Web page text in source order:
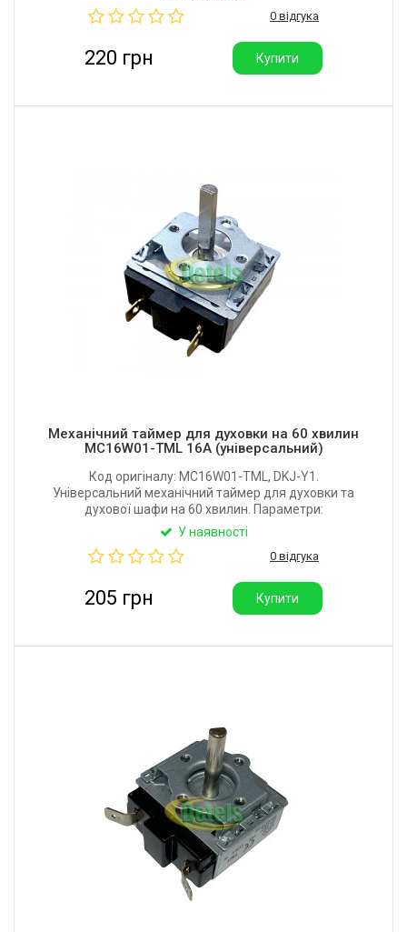
0 відгука
220 грн Купити
Механічний таймер для духовки на 60 хвилин
MC16W01-TML 16A (універсальний)
Код оригіналу: MC16W01-TML, DKJ-Y1.
Універсальний механічний таймер для духовки та
духової шафи на 60 хвилин. Параметри:
16A/250VAC 50/60HZ. Між отворами кріплення: 30
Виробник: Китай.
У наявності
0 відгука
205 грн Купити